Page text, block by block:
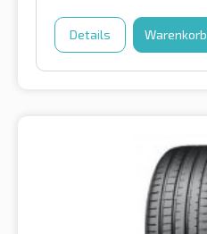
Details Warenkorb